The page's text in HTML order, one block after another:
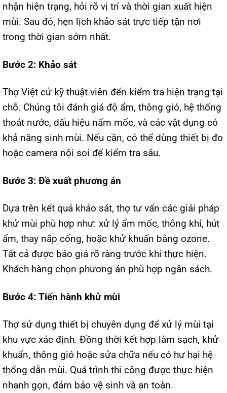
nhận hiện trạng, hỏi rõ vị trí và thời gian xuất hiện
mùi. Sau đó, hẹn lịch khảo sát trực tiếp tận nơi
trong thời gian sớm nhất.
Bước 2: Khảo sát
Thợ Việt cử kỹ thuật viên đến kiểm tra hiện trạng tại
chỗ. Chúng tôi đánh giá độ ẩm, thông gió, hệ thống
thoát nước, dấu hiệu nấm mốc, và các vật dụng có
khả năng sinh mùi. Nếu cần, có thể dùng thiết bị đo
hoặc camera nội soi để kiểm tra sâu.
Bước 3: Đề xuất phương án
Dựa trên kết quả khảo sát, thợ tư vấn các giải pháp
khử mùi phù hợp như: xử lý ẩm mốc, thông khí, hút
ẩm, thay nắp cống, hoặc khử khuẩn bằng ozone.
Tất cả được báo giá rõ ràng trước khi thực hiện.
Khách hàng chọn phương án phù hợp ngân sách.
Bước 4: Tiến hành khử mùi
Thợ sử dụng thiết bị chuyên dụng để xử lý mùi tại
khu vực xác định. Đồng thời kết hợp làm sạch, khử
khuẩn, thông gió hoặc sửa chữa nếu có hư hại hệ
thống dẫn mùi. Quá trình thi công được thực hiện
nhanh gọn, đảm bảo vệ sinh và an toàn.